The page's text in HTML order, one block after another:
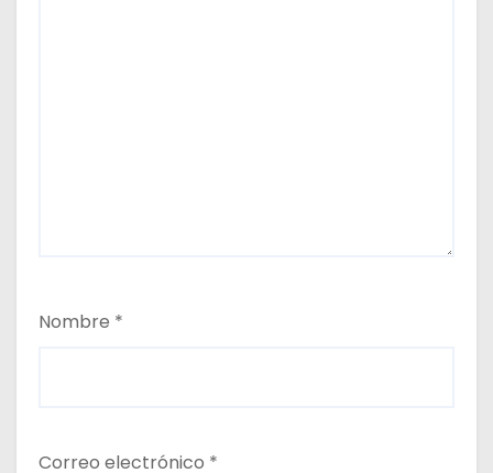
Nombre *
Correo electrónico *